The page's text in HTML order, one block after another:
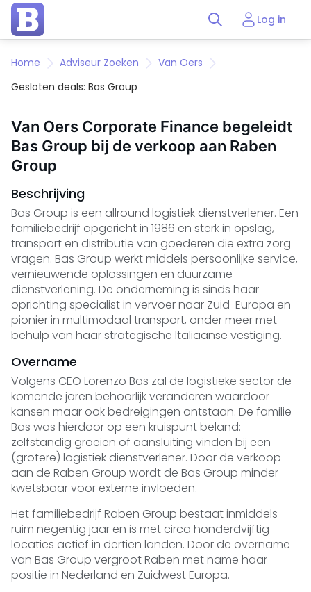
Log in
Home Adviseur Zoeken
Van Oers
Gesloten deals: Bas Group
Van Oers Corporate Finance begeleidt
Bas Group bij de verkoop aan Raben
Group
Beschrijving
Bas Group is een allround logistiek dienstverlener. Een
familiebedrijf opgericht in 1986 en sterk in opslag,
transport en distributie van goederen die extra zorg
vragen. Bas Group werkt middels persoonlijke service,
vernieuwende oplossingen en duurzame
dienstverlening. De onderneming is sinds haar
oprichting specialist in vervoer naar Zuid-Europa en
pionier in multimodaal transport, onder meer met
behulp van haar strategische Italiaanse vestiging.
Overname
Volgens CEO Lorenzo Bas zal de logistieke sector de
komende jaren behoorlijk veranderen waardoor
kansen maar ook bedreigingen ontstaan. De familie
Bas was hierdoor op een kruispunt beland:
zelfstandig groeien of aansluiting vinden bij een
(grotere) logistiek dienstverlener. Door de verkoop
aan de Raben Group wordt de Bas Group minder
kwetsbaar voor externe invloeden.
Het familiebedrijf Raben Group bestaat inmiddels
ruim negentig jaar en is met circa honderdvijftig
locaties actief in dertien landen. Door de overname
van Bas Group vergroot Raben met name haar
positie in Nederland en Zuidwest Europa.